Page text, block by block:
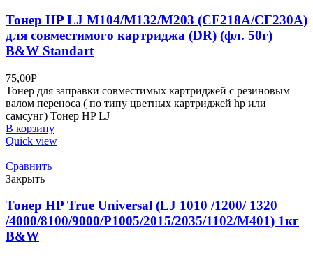
Тонер HP LJ M104/M132/M203 (CF218A/CF230A)
для совместимого картриджа (DR) (фл. 50г)
B&W Standart
75,00Р
Тонер для заправки совместимых картриджей с резиновым
валом переноса ( по типу цветных картриджей hp или
самсунг) Тонер HP LJ
В корзину
Quick view
Сравнить
Закрыть
Тонер HP True Universal (LJ 1010 /1200/ 1320
/4000/8100/9000/P1005/2015/2035/1102/M401) 1кг
B&W